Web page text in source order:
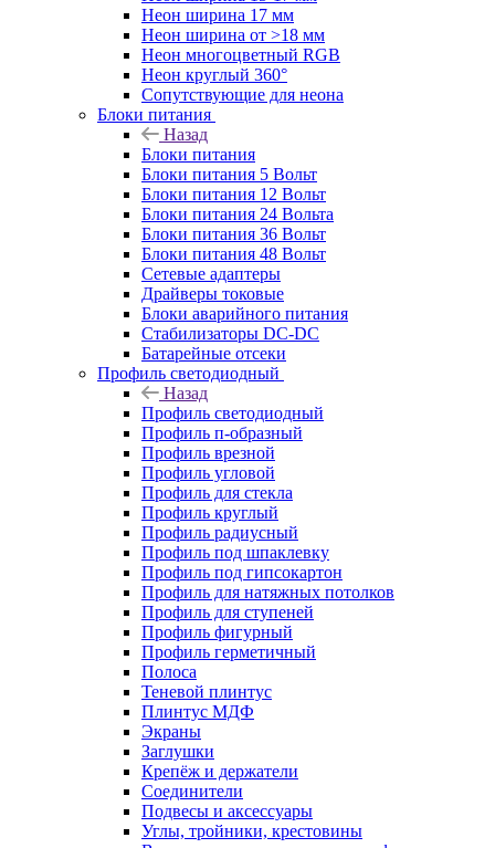
Неон ширина 17 мм
Неон ширина от >18 мм
Неон многоцветный RGB
Неон круглый 360°
Сопутствующие для неона
Блоки питания
Назад
Блоки питания
Блоки питания 5 Вольт
Блоки питания 12 Вольт
Блоки питания 24 Вольта
Блоки питания 36 Вольт
Блоки питания 48 Вольт
Сетевые адаптеры
Драйверы токовые
Блоки аварийного питания
Стабилизаторы DC-DC
Батарейные отсеки
Профиль светодиодный
Назад
Профиль светодиодный
Профиль п-образный
Профиль врезной
Профиль угловой
Профиль для стекла
Профиль круглый
Профиль радиусный
Профиль под шпаклевку
Профиль под гипсокартон
Профиль для натяжных потолков
Профиль для ступеней
Профиль фигурный
Профиль герметичный
Полоса
Теневой плинтус
Плинтус МДФ
Экраны
Заглушки
Крепёж и держатели
Соединители
Подвесы и аксессуары
Углы, тройники, крестовины